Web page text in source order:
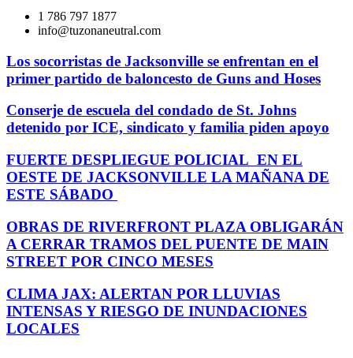
1 786 797 1877
info@tuzonaneutral.com
Los socorristas de Jacksonville se enfrentan en el
primer partido de baloncesto de Guns and Hoses
Conserje de escuela del condado de St. Johns
detenido por ICE, sindicato y familia piden apoyo
FUERTE DESPLIEGUE POLICIAL EN EL
OESTE DE JACKSONVILLE LA MAÑANA DE
ESTE SÁBADO
OBRAS DE RIVERFRONT PLAZA OBLIGARÁN
A CERRAR TRAMOS DEL PUENTE DE MAIN
STREET POR CINCO MESES
CLIMA JAX: ALERTAN POR LLUVIAS
INTENSAS Y RIESGO DE INUNDACIONES
LOCALES